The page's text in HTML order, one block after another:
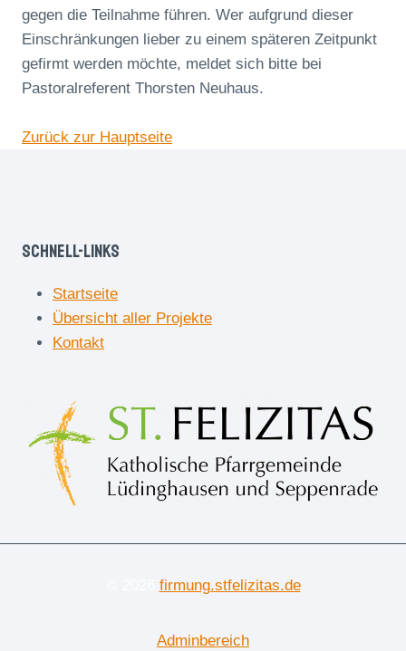
gegen die Teilnahme führen. Wer aufgrund dieser
Einschränkungen lieber zu einem späteren Zeitpunkt
gefirmt werden möchte, meldet sich bitte bei
Pastoralreferent Thorsten Neuhaus.
Zurück zur Hauptseite
Schnell-Links
Startseite
Übersicht aller Projekte
Kontakt
firmung.stfelizitas.de
Adminbereich